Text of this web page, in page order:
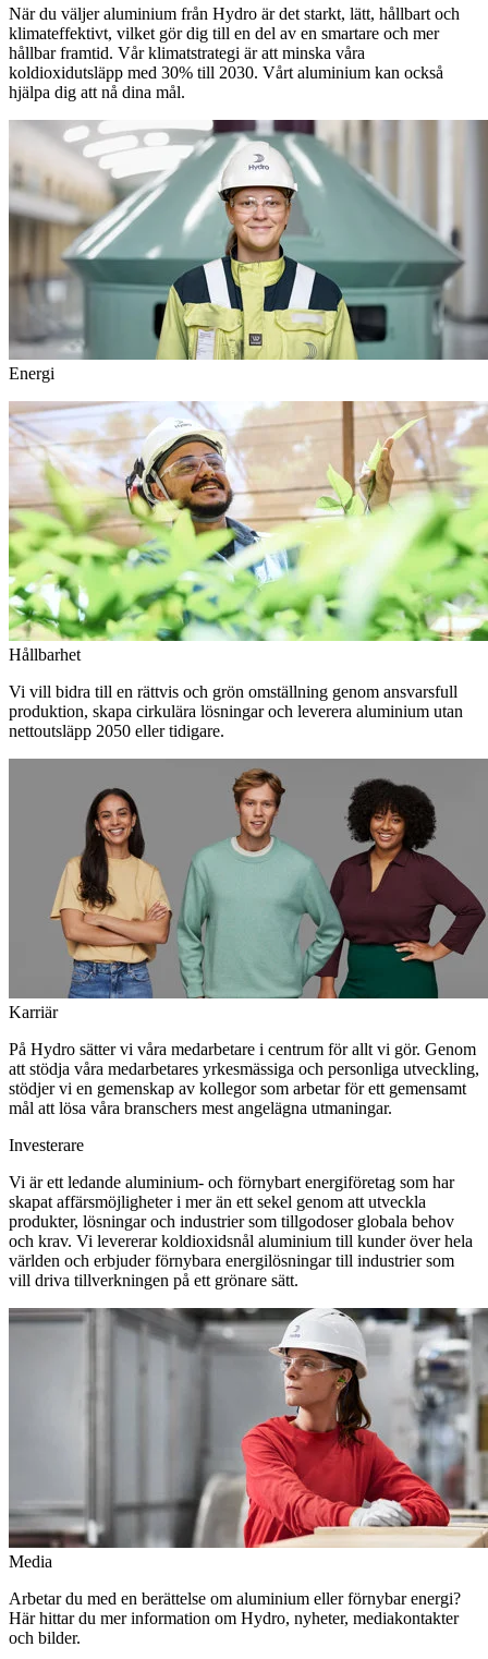
När du väljer aluminium från Hydro är det starkt, lätt, hållbart och
klimateffektivt, vilket gör dig till en del av en smartare och mer
hållbar framtid. Vår klimatstrategi är att minska våra
koldioxidutsläpp med 30% till 2030. Vårt aluminium kan också
hjälpa dig att nå dina mål.
Energi
Hållbarhet
Vi vill bidra till en rättvis och grön omställning genom ansvarsfull
produktion, skapa cirkulära lösningar och leverera aluminium utan
nettoutsläpp 2050 eller tidigare.
Karriär
På Hydro sätter vi våra medarbetare i centrum för allt vi gör. Genom
att stödja våra medarbetares yrkesmässiga och personliga utveckling,
stödjer vi en gemenskap av kollegor som arbetar för ett gemensamt
mål att lösa våra branschers mest angelägna utmaningar.
Investerare
Vi är ett ledande aluminium- och förnybart energiföretag som har
skapat affärsmöjligheter i mer än ett sekel genom att utveckla
produkter, lösningar och industrier som tillgodoser globala behov
och krav. Vi levererar koldioxidsnål aluminium till kunder över hela
världen och erbjuder förnybara energilösningar till industrier som
vill driva tillverkningen på ett grönare sätt.
Media
Arbetar du med en berättelse om aluminium eller förnybar energi?
Här hittar du mer information om Hydro, nyheter, mediakontakter
och bilder.